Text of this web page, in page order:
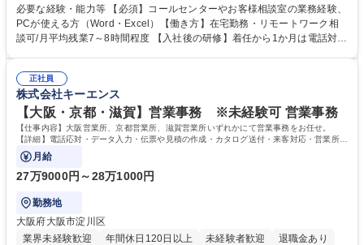
様相談室でのお仕事です。 日々お客様からいただくキリングループへのご
意見を、企業活動に活かしています。お客様からの声に迅速かつ誠意をも
って対応、情報提供するとともにグループ内活動に反映しています。 【具
平均100件前後■メール・手紙：同上40件前後 募集職種 中野本社【お客様
相談室】お客様のお声をもとにより良い商品づくりへ貢献
必要な経験・能力等 【必須】コールセンターやお客様相談室の業務経験、
PCが使える方（Word・Excel）【働き方】在宅勤務・リモートワーク相
談可/月平均残業7～8時間程度 【入社後の研修】着任から1か月は電話対応
すのでご安心ください。 【当社について】キリングループの広報機能を担
う会社として、お客様との出会いを大切にし、磨き上げたホスピタリティ
を込めてコミュニケーションをとりながら広報関連業務を行っておりま
す。 学歴・資格 学歴：大学院 大学 高専 短大 専修学校 高校 語学力： 資
格：
正社員
株式会社キーエンス
【大阪・京都・滋賀】営業事務 ※未経験可 営業事務
【仕事内容】大阪営業所、京都営業所、滋賀営業所いずれかにて営業事務をお任せ。
【詳細】電話応対・データ入力・伝票や見積の作成・カタログ送付・来客対応・営業所内
で発生する事務業務や業務改善をお任せ。
月給
27万9000円～28万1000円
勤務地
大阪府大阪市淀川区
業界未経験歓迎
年間休日120日以上 未経験者歓迎
退職金あり